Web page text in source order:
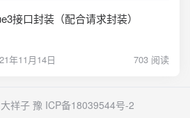
接口封装（配合请求封装）
年11月14日 703 阅读
祥子豫 ICP备18039544号-2